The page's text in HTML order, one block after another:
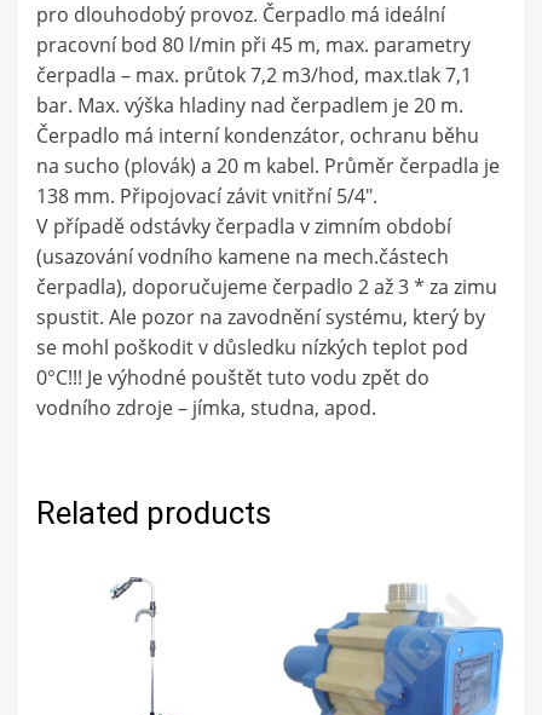
pro dlouhodobý provoz. Čerpadlo má ideální
pracovní bod 80 l/min při 45 m, max. parametry
čerpadla – max. průtok 7,2 m3/hod, max.tlak 7,1
bar. Max. výška hladiny nad čerpadlem je 20 m.
Čerpadlo má interní kondenzátor, ochranu běhu
na sucho (plovák) a 20 m kabel. Průměr čerpadla je
138 mm. Připojovací závit vnitřní 5/4″.
V případě odstávky čerpadla v zimním období
(usazování vodního kamene na mech.částech
čerpadla), doporučujeme čerpadlo 2 až 3 * za zimu
spustit. Ale pozor na zavodnění systému, který by
se mohl poškodit v důsledku nízkých teplot pod
0°C!!! Je výhodné pouštět tuto vodu zpět do
vodního zdroje – jímka, studna, apod.
Related products